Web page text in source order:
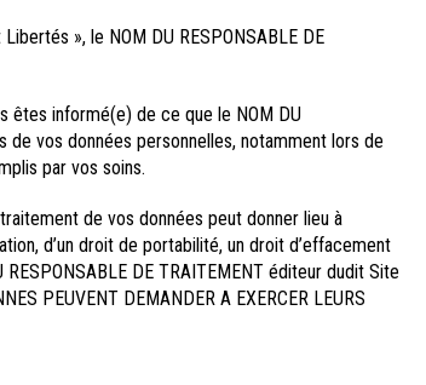
», le NOM DU RESPONSABLE DE
êtes informé(e) de ce que le NOM DU
de vos données personnelles, notamment lors de
par vos soins.
de vos données peut donner lieu à
d’un droit de portabilité, un droit d’effacement
DE TRAITEMENT éditeur dudit Site
PEUVENT DEMANDER A EXERCER LEURS